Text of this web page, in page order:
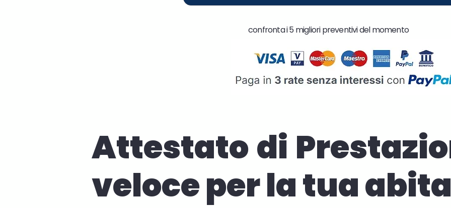
confronta i 5 migliori preventivi del momento
Attestato di
veloce per la tua